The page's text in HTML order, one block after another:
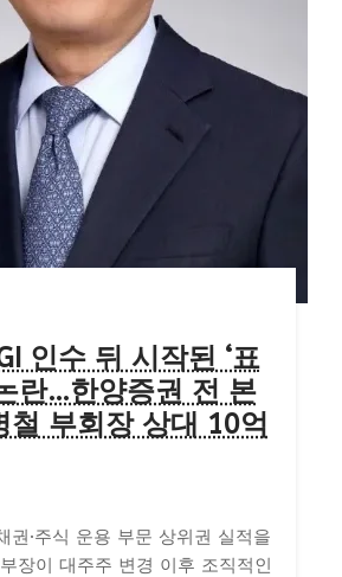
인수 뒤 시작된 ‘표
란…한양증권 전 본
철 부회장 상대 10억
권·주식 운용 부문 상위권 실적을
장이 대주주 변경 이후 조직적인